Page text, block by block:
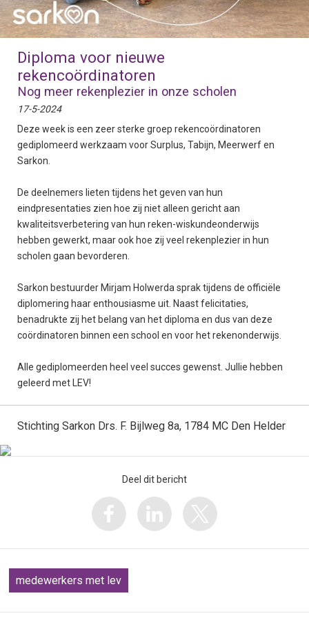
Diploma voor nieuwe
rekencoördinatoren
Nog meer rekenplezier in onze scholen
17-5-2024
Deze week is een zeer sterke groep rekencoördinatoren
gediplomeerd werkzaam voor Surplus, Tabijn, Meerwerf en
Sarkon.
De deelnemers lieten tijdens het geven van hun
eindpresentaties zien hoe zij niet alleen gericht aan
kwaliteitsverbetering van hun reken-wiskundeonderwijs
hebben gewerkt, maar ook hoe zij veel rekenplezier in hun
scholen gaan bevorderen.
Sarkon bestuurder Mirjam Holwerda sprak tijdens de officiële
diplomering haar enthousiasme uit. Naast felicitaties,
benadrukte zij het belang van het diploma en dus van deze
coördinatoren binnen een school en voor het rekenonderwijs.
Alle gediplomeerden heel veel succes gewenst. Jullie hebben
geleerd met LEV!
Stichting Sarkon Drs. F. Bijlweg 8a, 1784 MC Den Helder
Deel dit bericht
medewerkers met lev